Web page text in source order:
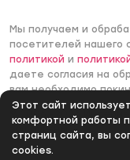
Этот сайт
комфортной работы
страниц сайта, вы
cookies.
Мы получаем и
посетителей нашего
политикой и
даете согласия на
вам необходимо
© 2006 -2026
защищены.